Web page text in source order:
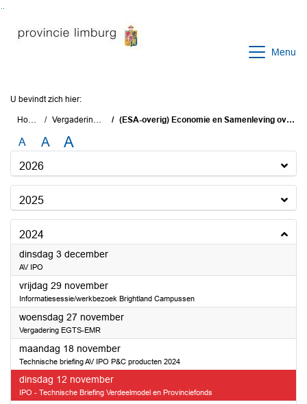
Menu
U bevindt zich hier:
Home Vergaderingen (ESA-overig) Economie en Samenleving overig
A A A
2026
2025
2024
dinsdag 3 december2024
AV IPO
vrijdag 29 november2024
Informatiesessie/werkbezoek Brightland Campussen
woensdag 27 november2024
Vergadering EGTS-EMR
maandag 18 november2024
Technische briefing AV IPO P&C producten 2024
dinsdag 12 november2024
IPO - Technische Briefing Verdeelmodel en Provinciefonds